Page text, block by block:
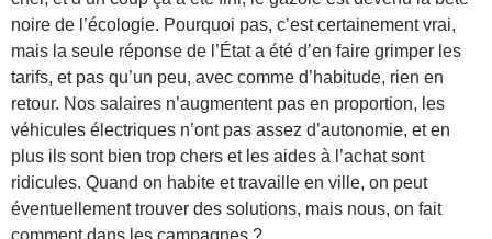
noire de l’écologie. Pourquoi pas, c’est certainement vrai,
mais la seule réponse de l’État a été d’en faire grimper les
tarifs, et pas qu’un peu, avec comme d’habitude, rien en
retour. Nos salaires n’augmentent pas en proportion, les
véhicules électriques n’ont pas assez d’autonomie, et en
plus ils sont bien trop chers et les aides à l’achat sont
ridicules. Quand on habite et travaille en ville, on peut
éventuellement trouver des solutions, mais nous, on fait
comment dans les campagnes ?